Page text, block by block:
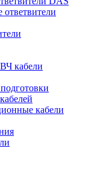
кабели
кабели